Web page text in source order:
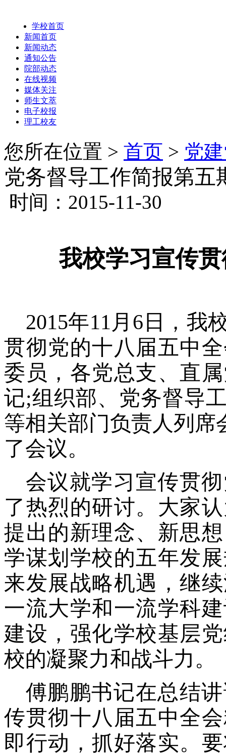
学校首页
新闻首页
新闻动态
通知公告
院部动态
在线视频
媒体关注
师生文萃
电子校报
理工校友
您所在位置 > 首页 > 党
党务督导工作简报第五
时间：2015-11-30
我校学习宣传
2015年11月6日，我
贯彻党的十八届五中
委员，各党总支、直
记;组织部、党务督导
等相关部门负责人列席
了会议。
会议就学习宣传贯
了热烈的研讨。大家
提出的新理念、新思
学谋划学校的五年发
来发展战略机遇，继
一流大学和一流学科
建设，强化学校基层
校的凝聚力和战斗力。
傅鹏鹏书记在总结
传贯彻十八届五中全
即行动，抓好落实。